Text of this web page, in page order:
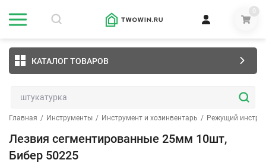
0
КАТАЛОГ ТОВАРОВ
Главная / Инструменты / Инструмент и хозинвентарь / Режущий
Лезвия сегментированные 25мм 10шт,
Бибер 50225